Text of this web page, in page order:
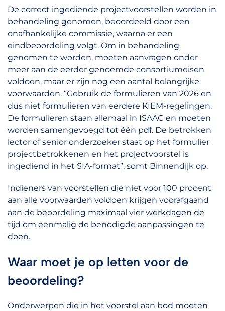
De correct ingediende projectvoorstellen worden in
behandeling genomen, beoordeeld door een
onafhankelijke commissie, waarna er een
eindbeoordeling volgt. Om in behandeling
genomen te worden, moeten aanvragen onder
meer aan de eerder genoemde consortiumeisen
voldoen, maar er zijn nog een aantal belangrijke
voorwaarden. “Gebruik de formulieren van 2026 en
dus niet formulieren van eerdere KIEM-regelingen.
De formulieren staan allemaal in ISAAC en moeten
worden samengevoegd tot één pdf. De betrokken
lector of senior onderzoeker staat op het formulier
projectbetrokkenen en het projectvoorstel is
ingediend in het SIA-format”, somt Binnendijk op.
Indieners van voorstellen die niet voor 100 procent
aan alle voorwaarden voldoen krijgen voorafgaand
aan de beoordeling maximaal vier werkdagen de
tijd om eenmalig de benodigde aanpassingen te
doen.
Waar moet je op letten voor de
beoordeling?
Onderwerpen die in het voorstel aan bod moeten